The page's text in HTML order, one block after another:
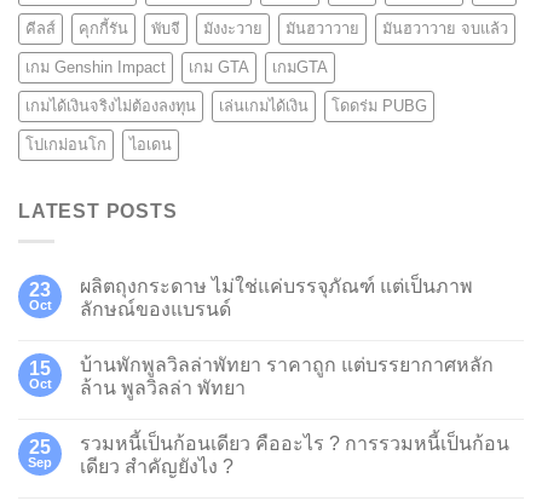
คีลส์ คุกกี้รัน พับจี มังงะวาย มันฮวาวาย มันฮวาวาย จบแล้ว
เกม Genshin Impact เกม GTA เกมGTA
เกมได้เงินจริงไม่ต้องลงทุน เล่นเกมได้เงิน โดดร่ม PUBG
โปเกม่อนโก ไอเดน
LATEST POSTS
23
Oct
ผลิตถุงกระดาษ ไม่ใช่แค่บรรจุภัณฑ์ แต่เป็นภาพ
ลักษณ์ของแบรนด์
15
Oct
บ้านพักพูลวิลล่าพัทยา ราคาถูก แต่บรรยากาศหลัก
ล้าน พูลวิลล่า พัทยา
25
Sep
รวมหนี้เป็นก้อนเดียว คืออะไร ? การรวมหนี้เป็นก้อน
เดียว สำคัญยังไง ?